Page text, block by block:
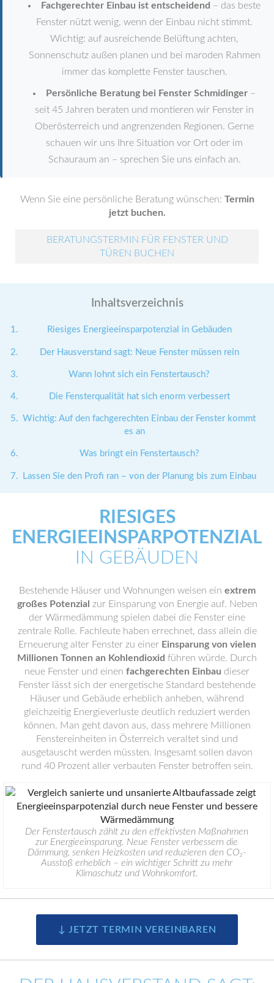
Fachgerechter Einbau ist entscheidend – das beste
Fenster nützt wenig, wenn der Einbau nicht stimmt.
Wichtig: auf ausreichende Belüftung achten,
Sonnenschutz außen planen und bei maroden Rahmen
immer das komplette Fenster tauschen.
Persönliche Beratung bei Fenster Schmidinger –
seit 45 Jahren beraten und montieren wir Fenster in
Oberösterreich und angrenzenden Regionen. Gerne
schauen wir uns Ihre Situation vor Ort oder im
Schauraum an – sprechen Sie uns einfach an.
Wenn Sie eine persönliche Beratung wünschen: Termin
jetzt buchen.
BERATUNGSTERMIN FÜR FENSTER UND
TÜREN BUCHEN
Inhaltsverzeichnis
Riesiges Energieeinsparpotenzial in Gebäuden
Der Hausverstand sagt: Neue Fenster müssen rein
Wann lohnt sich ein Fenstertausch?
Die Fensterqualität hat sich enorm verbessert
Wichtig: Auf den fachgerechten Einbau der Fenster kommt
es an
Was bringt ein Fenstertausch?
Lassen Sie den Profi ran – von der Planung bis zum Einbau
RIESIGES
ENERGIEEINSPARPOTENZIAL
IN GEBÄUDEN
Bestehende Häuser und Wohnungen weisen ein extrem
großes Potenzial zur Einsparung von Energie auf. Neben
der Wärmedämmung spielen dabei die Fenster eine
zentrale Rolle. Fachleute haben errechnet, dass allein die
Erneuerung alter Fenster zu einer Einsparung von vielen
Millionen Tonnen an Kohlendioxid führen würde. Durch
neue Fenster und einen fachgerechten Einbau dieser
Fenster lässt sich der energetische Standard bestehende
Häuser und Gebäude erheblich anheben, während
gleichzeitig Energieverluste deutlich reduziert werden
können. Man geht davon aus, dass mehrere Millionen
Fenstereinheiten in Österreich veraltet sind und
ausgetauscht werden müssten. Insgesamt sollen davon
rund 40 Prozent aller verbauten Fenster betroffen sein.
Der Fenstertausch zählt zu den effektivsten Maßnahmen
zur Energieeinsparung. Neue Fenster verbessern die
Dämmung, senken Heizkosten und reduzieren den CO₂-
Ausstoß erheblich – ein wichtiger Schritt zu mehr
Klimaschutz und Wohnkomfort.
↓ JETZT TERMIN VEREINBAREN